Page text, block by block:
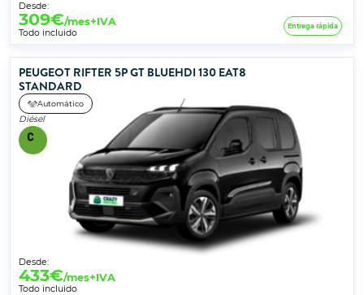
Desde:
309€/mes+IVA
Todo incluido
Entrega rápida
PEUGEOT RIFTER 5P GT BLUEHDI 130 EAT8
STANDARD
Automático
Diésel
Desde:
433€/mes+IVA
Todo incluido